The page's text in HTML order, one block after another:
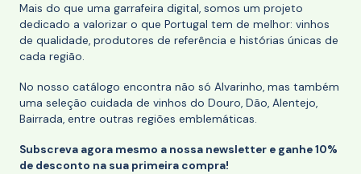
Mais do que uma garrafeira digital, somos um projeto
dedicado a valorizar o que Portugal tem de melhor: vinhos
de qualidade, produtores de referência e histórias únicas de
cada região.
No nosso catálogo encontra não só Alvarinho, mas também
uma seleção cuidada de vinhos do Douro, Dão, Alentejo,
Bairrada, entre outras regiões emblemáticas.
Subscreva agora mesmo a nossa newsletter e ganhe 10%
de desconto na sua primeira compra!